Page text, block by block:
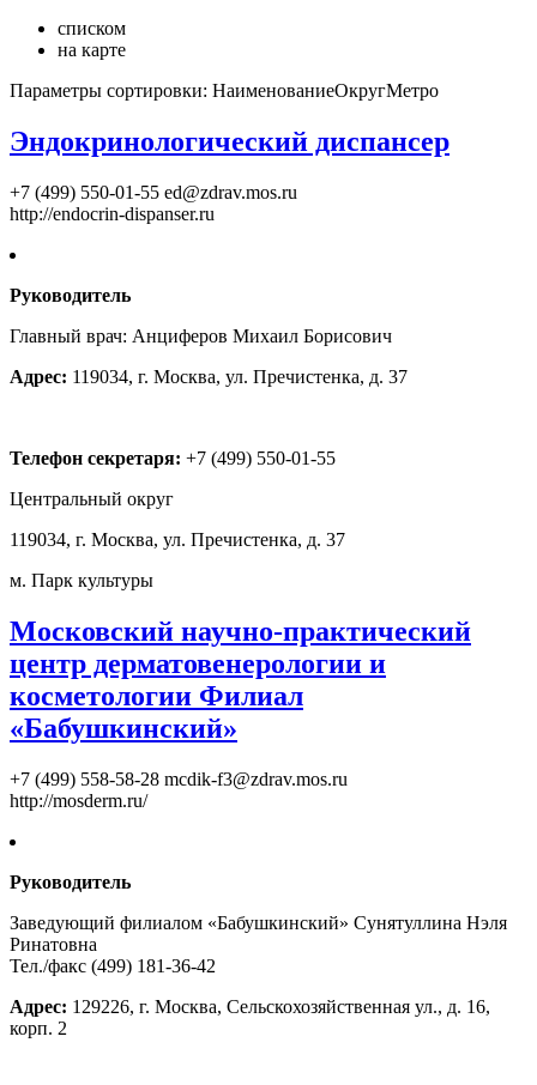
списком
на карте
Параметры сортировки: НаименованиеОкругМетро
Эндокринологический диспансер
+7 (499) 550-01-55 ed@zdrav.mos.ru
http://endocrin-dispanser.ru
Руководитель
Главный врач: Анциферов Михаил Борисович
Адрес: 119034, г. Москва, ул. Пречистенка, д. 37
Телефон секретаря: +7 (499) 550-01-55
Центральный округ
119034, г. Москва, ул. Пречистенка, д. 37
м. Парк культуры
Московский научно-практический
центр дерматовенерологии и
косметологии Филиал
«Бабушкинский»
+7 (499) 558-58-28 mcdik-f3@zdrav.mos.ru
http://mosderm.ru/
Руководитель
Заведующий филиалом «Бабушкинский» Сунятуллина Нэля
Ринатовна
Тел./факс (499) 181-36-42
Адрес: 129226, г. Москва, Сельскохозяйственная ул., д. 16,
корп. 2